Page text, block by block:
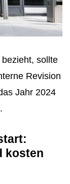
sollte
Revision
Jahr 2024
kosten